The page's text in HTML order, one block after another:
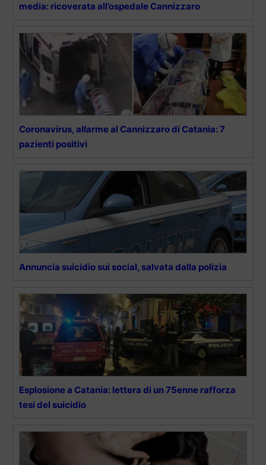
media: ricoverata all’ospedale Cannizzaro
Coronavirus, allarme al Cannizzaro di Catania: 7
pazienti positivi
Annuncia suicidio sui social, salvata dalla polizia
Esplosione a Catania: lettera di un 75enne rafforza
tesi del suicidio